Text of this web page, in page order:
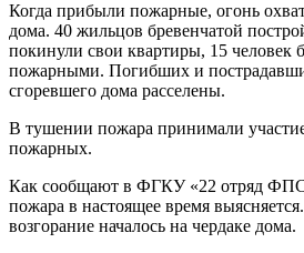
Когда прибыли пожарные, огонь
дома. 40 жильцов бревенчатой
покинули свои квартиры, 15 человек
пожарными. Погибших и
сгоревшего дома расселены.
В тушении пожара принимали
пожарных.
Как сообщают в ФГКУ «22 отряд
пожара в настоящее время
возгорание началось на чердаке дома.